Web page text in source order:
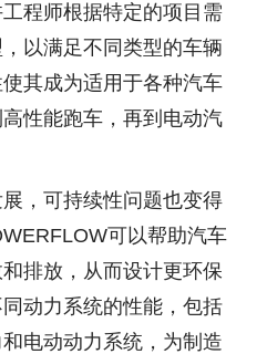
程师根据特定的项目需
以满足不同类型的车辆
其成为适用于各种汽车
性能跑车，再到电动汽
，可持续性问题也变得
可以帮助汽车
排放，从而设计更环保
动力系统的性能，包括
电动动力系统，为制造